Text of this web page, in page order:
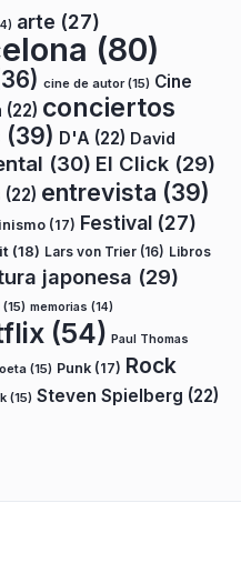
arte (27)
(80)
cine de autor(15) Cine
(22) conciertos
(39) D'A (22) David
(30) El Click (29)
(22) entrevista (39)
(17) Festival (27)
(18) Lars von Trier (16) Libros
japonesa (29)
(15) memorias (14)
(54) Paul Thomas
(15) Punk (17) Rock
(15) Steven Spielberg (22)